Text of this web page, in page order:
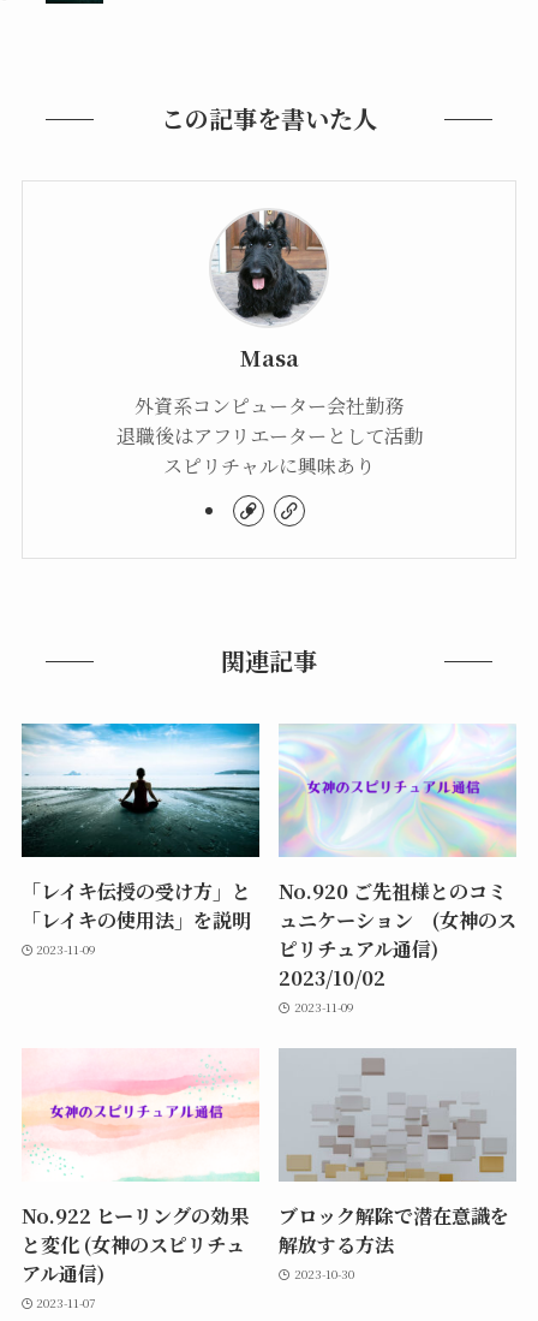
この記事を書いた人
Masa
外資系コンピューター会社勤務
退職後はアフリエーターとして活動
スピリチャルに興味あり
関連記事
「レイキ伝授の受け方」と
「レイキの使用法」を説明
2023-11-09
No.920 ご先祖様とのコミ
ュニケーション (女神のス
ピリチュアル通信)
2023/10/02
2023-11-09
No.922 ヒーリングの効果
と変化 (女神のスピリチュ
アル通信)
2023-11-07
ブロック解除で潜在意識を
解放する方法
2023-10-30